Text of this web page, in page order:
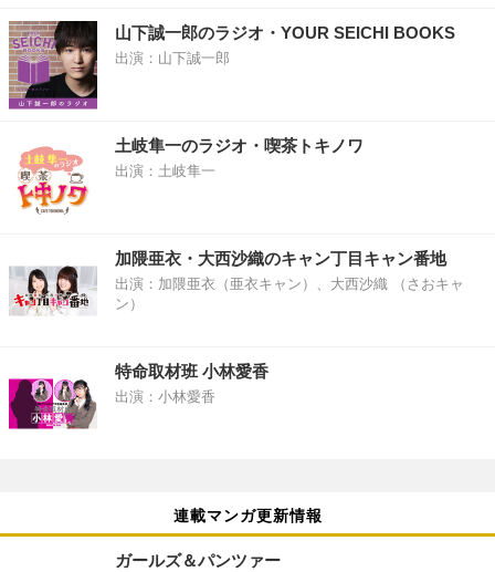
山下誠一郎のラジオ・YOUR SEICHI BOOKS
出演：山下誠一郎
土岐隼一のラジオ・喫茶トキノワ
出演：土岐隼一
加隈亜衣・大西沙織のキャン丁目キャン番地
出演：加隈亜衣（亜衣キャン）、大西沙織 （さおキャ
ン）
特命取材班 小林愛香
出演：小林愛香
連載マンガ更新情報
ガールズ＆パンツァー